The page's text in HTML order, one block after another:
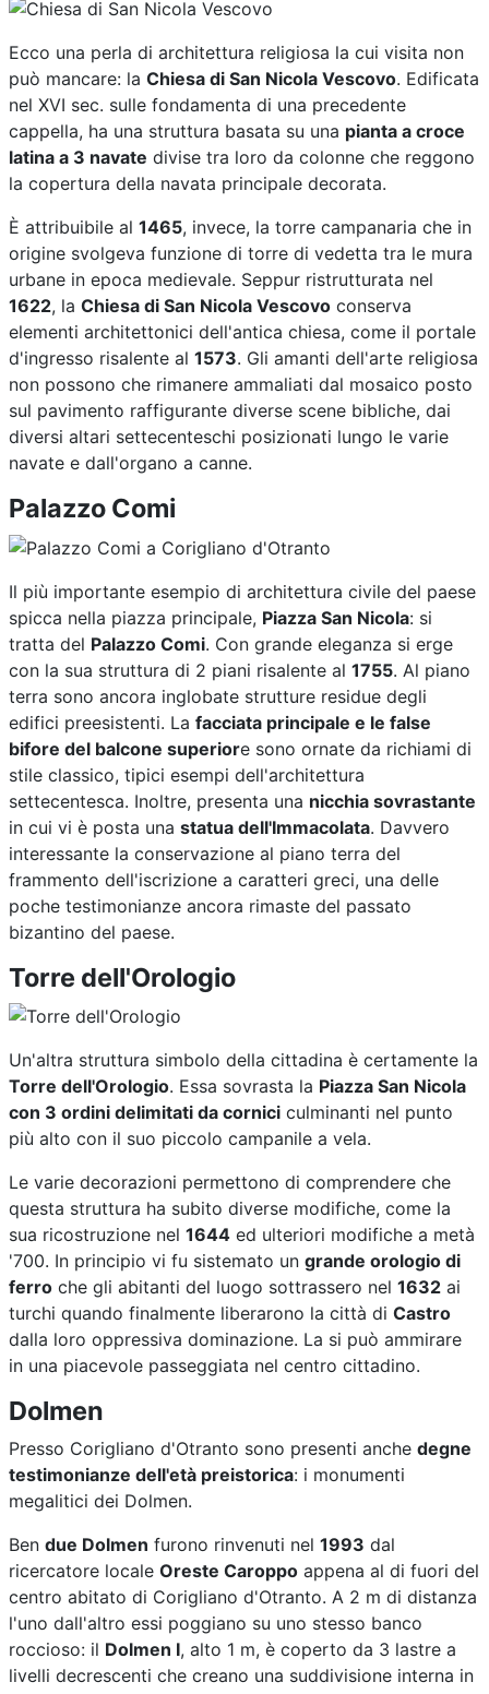
Ecco una perla di architettura religiosa la cui visita non
può mancare: la Chiesa di San Nicola Vescovo. Edificata
nel XVI sec. sulle fondamenta di una precedente
cappella, ha una struttura basata su una pianta a croce
latina a 3 navate divise tra loro da colonne che reggono
la copertura della navata principale decorata.
È attribuibile al 1465, invece, la torre campanaria che in
origine svolgeva funzione di torre di vedetta tra le mura
urbane in epoca medievale. Seppur ristrutturata nel
1622, la Chiesa di San Nicola Vescovo conserva
elementi architettonici dell'antica chiesa, come il portale
d'ingresso risalente al 1573. Gli amanti dell'arte religiosa
non possono che rimanere ammaliati dal mosaico posto
sul pavimento raffigurante diverse scene bibliche, dai
diversi altari settecenteschi posizionati lungo le varie
navate e dall'organo a canne.
Palazzo Comi
Il più importante esempio di architettura civile del paese
spicca nella piazza principale, Piazza San Nicola: si
tratta del Palazzo Comi. Con grande eleganza si erge
con la sua struttura di 2 piani risalente al 1755. Al piano
terra sono ancora inglobate strutture residue degli
edifici preesistenti. La facciata principale e le false
bifore del balcone superiore sono ornate da richiami di
stile classico, tipici esempi dell'architettura
settecentesca. Inoltre, presenta una nicchia sovrastante
in cui vi è posta una statua dell'Immacolata. Davvero
interessante la conservazione al piano terra del
frammento dell'iscrizione a caratteri greci, una delle
poche testimonianze ancora rimaste del passato
bizantino del paese.
Torre dell'Orologio
Un'altra struttura simbolo della cittadina è certamente la
Torre dell'Orologio. Essa sovrasta la Piazza San Nicola
con 3 ordini delimitati da cornici culminanti nel punto
più alto con il suo piccolo campanile a vela.
Le varie decorazioni permettono di comprendere che
questa struttura ha subito diverse modifiche, come la
sua ricostruzione nel 1644 ed ulteriori modifiche a metà
'700. In principio vi fu sistemato un grande orologio di
ferro che gli abitanti del luogo sottrassero nel 1632 ai
turchi quando finalmente liberarono la città di Castro
dalla loro oppressiva dominazione. La si può ammirare
in una piacevole passeggiata nel centro cittadino.
Dolmen
Presso Corigliano d'Otranto sono presenti anche degne
testimonianze dell'età preistorica: i monumenti
megalitici dei Dolmen.
Ben due Dolmen furono rinvenuti nel 1993 dal
ricercatore locale Oreste Caroppo appena al di fuori del
centro abitato di Corigliano d'Otranto. A 2 m di distanza
l'uno dall'altro essi poggiano su uno stesso banco
roccioso: il Dolmen I, alto 1 m, è coperto da 3 lastre a
livelli decrescenti che creano una suddivisione interna in